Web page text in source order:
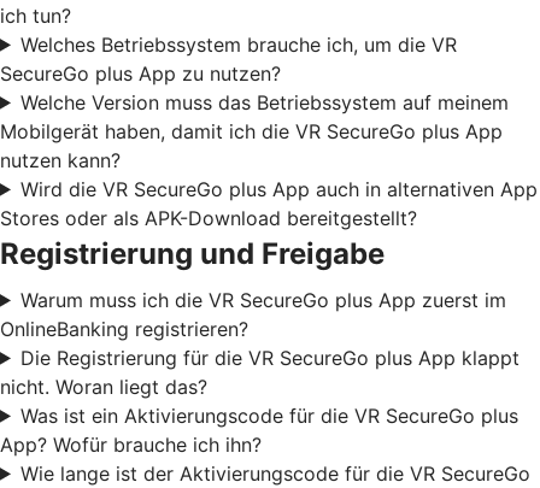
ich tun?
Welches Betriebssystem brauche ich, um die VR
SecureGo plus App zu nutzen?
Welche Version muss das Betriebssystem auf meinem
Mobilgerät haben, damit ich die VR SecureGo plus App
nutzen kann?
Wird die VR SecureGo plus App auch in alternativen App
Stores oder als APK-Download bereitgestellt?
Registrierung und Freigabe
Warum muss ich die VR SecureGo plus App zuerst im
OnlineBanking registrieren?
Die Registrierung für die VR SecureGo plus App klappt
nicht. Woran liegt das?
Was ist ein Aktivierungscode für die VR SecureGo plus
App? Wofür brauche ich ihn?
Wie lange ist der Aktivierungscode für die VR SecureGo